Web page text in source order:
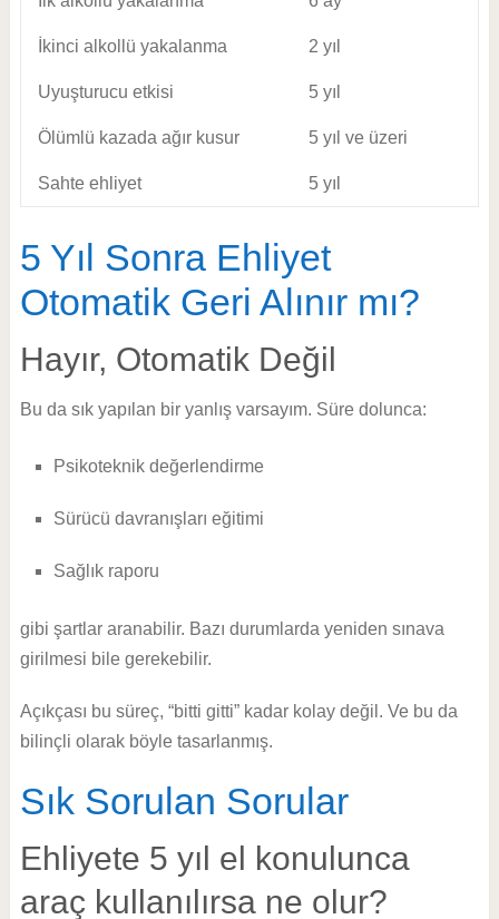
İkinci alkollü yakalanma 2 yıl
Uyuşturucu etkisi 5 yıl
Ölümlü kazada ağır kusur 5 yıl ve üzeri
Sahte ehliyet 5 yıl
5 Yıl Sonra Ehliyet
Otomatik Geri Alınır mı?
Hayır, Otomatik Değil
Bu da sık yapılan bir yanlış varsayım. Süre dolunca:
Psikoteknik değerlendirme
Sürücü davranışları eğitimi
Sağlık raporu
gibi şartlar aranabilir. Bazı durumlarda yeniden sınava
girilmesi bile gerekebilir.
Açıkçası bu süreç, “bitti gitti” kadar kolay değil. Ve bu da
bilinçli olarak böyle tasarlanmış.
Sık Sorulan Sorular
Ehliyete 5 yıl el konulunca
araç kullanılırsa ne olur?